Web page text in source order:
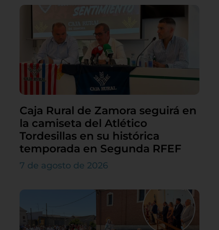
Caja Rural de Zamora seguirá en
la camiseta del Atlético
Tordesillas en su histórica
temporada en Segunda RFEF
7 de agosto de 2026